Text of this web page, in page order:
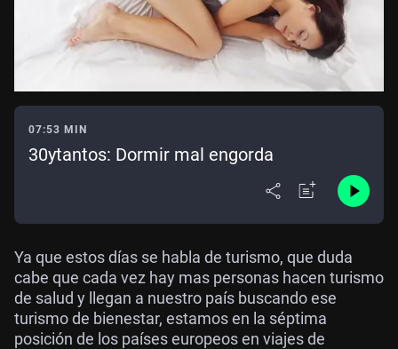
07:53 MIN
30ytantos: Dormir mal engorda
Ya que estos días se habla de turismo, que duda
cabe que cada vez hay mas personas hacen turismo
de salud y llegan a nuestro país buscando ese
turismo de bienestar, estamos en la séptima
posición de los países europeos en viajes de